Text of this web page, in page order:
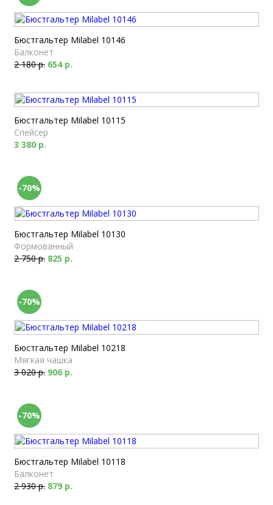
Бюстгальтер Milabel 10146
Балконет
2 180 р. 654 р.
Бюстгальтер Milabel 10115
Спейсер
3 380 р.
-70%
Бюстгальтер Milabel 10130
Формованный
2 750 р. 825 р.
-70%
Бюстгальтер Milabel 10218
Мягкая чашка
3 020 р. 906 р.
-70%
Бюстгальтер Milabel 10118
Балконет
2 930 р. 879 р.